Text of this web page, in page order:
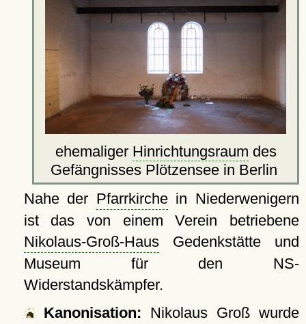
ehemaliger Hinrichtungsraum des
Gefängnisses Plötzensee in Berlin
Nahe der Pfarrkirchein Niederwenigern
ist das von einem Verein betriebene
Nikolaus-Groß-HausGedenkstätte und
Museum für den NS-
Widerstandskämpfer.
Kanonisation: Nikolaus Groß wurde